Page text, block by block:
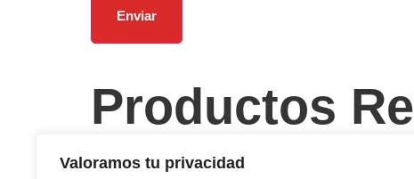
Valoramos tu privacidad
Productos
Harina